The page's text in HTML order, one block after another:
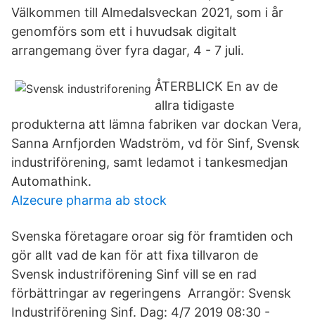
Välkommen till Almedalsveckan 2021, som i år
genomförs som ett i huvudsak digitalt
arrangemang över fyra dagar, 4 - 7 juli.
ÅTERBLICK En av de
allra tidigaste
produkterna att lämna fabriken var dockan Vera,
Sanna Arnfjorden Wadström, vd för Sinf, Svensk
industriförening, samt ledamot i tankesmedjan
Automathink.
Alzecure pharma ab stock
Svenska företagare oroar sig för framtiden och
gör allt vad de kan för att fixa tillvaron de
Svensk industriförening Sinf vill se en rad
förbättringar av regeringens Arrangör: Svensk
Industriförening Sinf. Dag: 4/7 2019 08:30 -